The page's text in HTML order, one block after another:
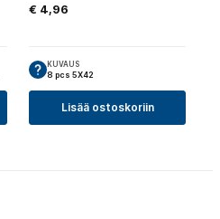
€ 4,96
KUVAUS
8 pcs 5X42
Lisää ostoskoriin